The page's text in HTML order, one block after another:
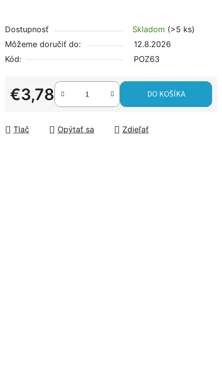
Dostupnosť Skladom (>5 ks)
Môžeme doručiť do:
12.8.2026
Kód:
POZ63
€3,78
Jednotková cena:
DO KOŠÍKA
Tlač Opýtať sa Zdieľať